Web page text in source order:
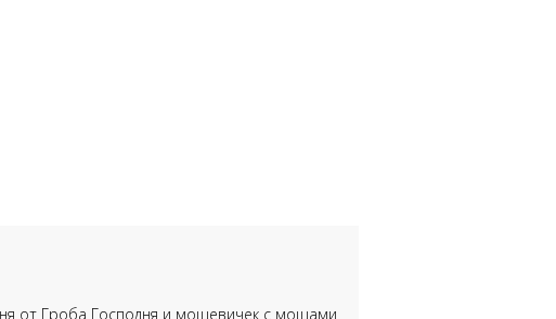
от Гроба Господня и мощевичек с мощами